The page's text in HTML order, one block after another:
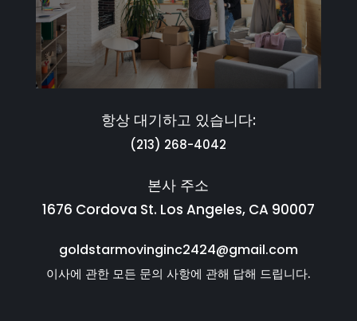
항상 대기하고 있습니다:
(213) 268-4042
본사 주소
1676 Cordova St. Los Angeles, CA 90007
goldstarmovinginc2424@gmail.com
이사에 관한 모든 문의 사항에 관해 답해 드립니다.